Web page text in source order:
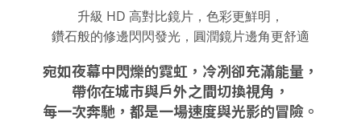
升級 HD 高對比鏡片，色彩更鮮明，
鑽石般的修邊閃閃發光，圓潤鏡片邊角更舒適
宛如夜幕中閃爍的霓虹，冷冽卻充滿能量，
帶你在城市與戶外之間切換視角，
每一次奔馳，都是一場速度與光影的冒險。